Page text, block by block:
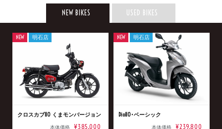
NEW BIKES USED BIKES
クロスカブ110 くまモンバージョン
本体価格 ¥385,000
NEW 明石店
Dio110･ベーシック
本体価格 ¥239,800
NEW 明石店